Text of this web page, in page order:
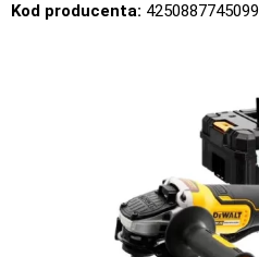
Kod producenta: 4250887745099